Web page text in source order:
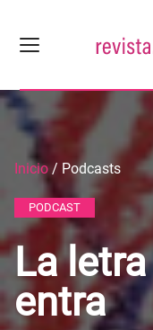
Inicio / Podcasts
PODCAST
La
entra